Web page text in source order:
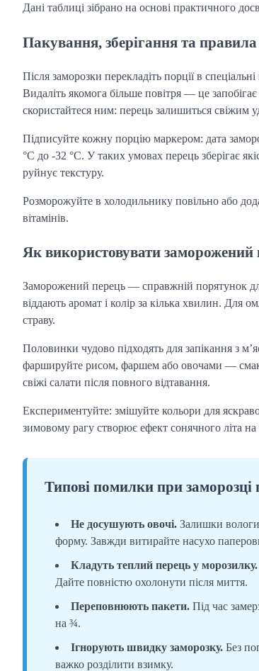
Дані таблиці зібрано на основі практичного
Пакування, зберігання та правила
Після заморозки перекладіть порції в
Видаліть якомога більше повітря — це
скористайтеся ним: перець залишиться свіжим
Підписуйте кожну порцію маркером: дата
°C до -32 °C. У таких умовах перець зберігає
руйнує текстуру.
Розморожуйте в холодильнику повільно або
вітамінів.
Як використовувати заморожений
Заморожений перець — справжній порятунок
віддають аромат і колір за кілька хвилин. Для
страву.
Половинки чудово підходять для запікання з
фаршируйте рисом, фаршем або овочами — смак
свіжі салати після повного відтавання.
Експериментуйте: змішуйте кольори для
зимовому рагу створює ефект сонячного літа на
Типові помилки при заморозці
Не досушують овочі. Залишки
форму. Завжди витирайте насухо
Кладуть теплий перець у морозилку.
Дайте повністю охолонути після миття.
Переповнюють пакети. Під час
на ¾.
Ігнорують швидку заморозку. Без
важко розділити взимку.